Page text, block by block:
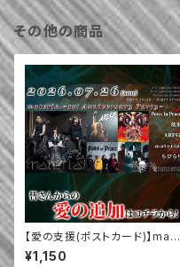
その他の商品
【愛の支援(ポストカード)】mate
ria. / ARESZ / 落果 / Paws In
Peace (7/26)
¥1,150